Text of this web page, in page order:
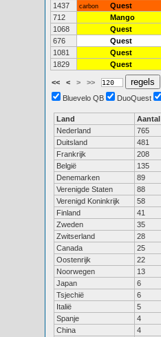
1437
carbon Quest
712
Mango
1068
Quest
676
Quest
1081
Quest
1829
Quest
<< < > >>
Bluevelo QB
DuoQuest
Land Aantal
Nederland
765
Duitsland
481
Frankrijk
208
België
135
Denemarken
89
Verenigde Staten
88
Verenigd Koninkrijk
58
Finland
41
Zweden
35
Zwitserland
28
Canada
25
Oostenrijk
22
Noorwegen
13
Japan
6
Tsjechië
6
Italië
5
Spanje
4
China
4